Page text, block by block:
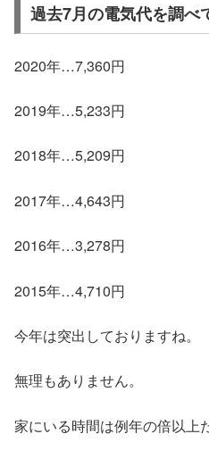
過去7月の電気代を調べ
2020年…7,360円
2019年…5,233円
2018年…5,209円
2017年…4,643円
2016年…3,278円
2015年…4,710円
今年は突出しておりますね。
無理もありません。
家にいる時間は例年の倍以上